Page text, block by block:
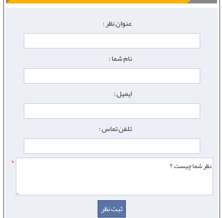
عنوان نظر :
نام شما :
ایمیل :
تلفن تماس :
*